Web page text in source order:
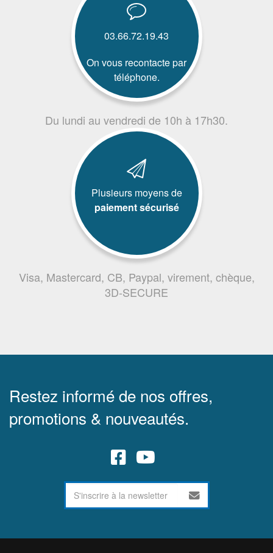
03.66.72.19.43
On vous recontacte par
téléphone.
Du lundi au vendredi de 10h à 17h30.
Plusieurs moyens de
paiement sécurisé
Visa, Mastercard, CB, Paypal, virement, chèque,
3D-SECURE
Restez informé de nos offres,
promotions & nouveautés.